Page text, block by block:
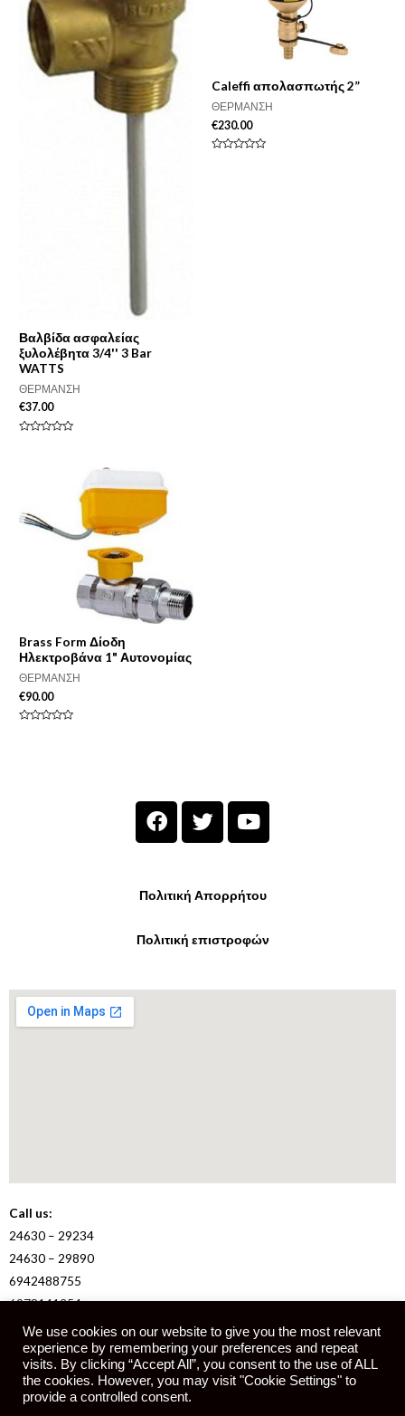
Βαλβίδα ασφαλείας
ξυλολέβητα 3/4'' 3 Bar
WATTS
ΘΕΡΜΑΝΣΗ
€37.00
Caleffi απολασπωτής 2”
ΘΕΡΜΑΝΣΗ
€230.00
Brass Form Δίοδη
Ηλεκτροβάνα 1" Αυτονομίας
ΘΕΡΜΑΝΣΗ
€90.00
Πολιτική Απορρήτου
Πολιτική επιστροφών
Call us:
24630 – 29234
24630 – 29890
6942488755
6978141254
E-mail:
info@kotsidis.online
We use cookies on our website to give you the most relevant
experience by remembering your preferences and repeat
visits. By clicking “Accept All”, you consent to the use of ALL
the cookies. However, you may visit "Cookie Settings" to
provide a controlled consent.